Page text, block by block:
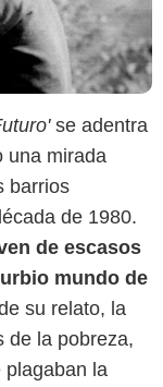
se adentra
una mirada
barrios
de 1980.
de escasos
mundo de
su relato, la
de la pobreza,
plagaban la